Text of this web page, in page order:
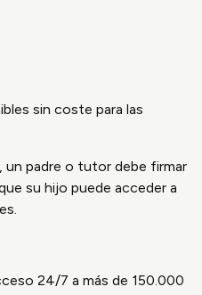
sin coste para las
un padre o tutor debe firmar
su hijo puede acceder a
24/7 a más de 150.000